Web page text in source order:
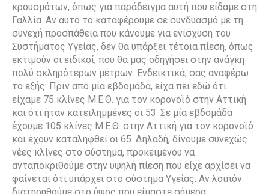
κρουσμάτων, όπως για παράδειγμα αυτή που είδαμε στη
Γαλλία. Αν αυτό το καταφέρουμε σε συνδυασμό με τη
συνεχή προσπάθεια που κάνουμε για ενίσχυση του
Συστήματος Υγείας, δεν θα υπάρξει τέτοια πίεση, όπως
εκτιμούν οι ειδικοί, που θα μας οδηγήσει στην ανάγκη
πολύ σκληρότερων μέτρων. Ενδεικτικά, σας αναφέρω
το εξής: Πριν από μία εβδομάδα, είχα πει εδώ ότι
είχαμε 75 κλίνες Μ.Ε.Θ. για τον κορονοϊό στην Αττική
και ότι ήταν κατειλημμένες οι 53. Σε μία εβδομάδα
έχουμε 105 κλίνες Μ.Ε.Θ. στην Αττική για τον κορονοϊό
και έχουν καταληφθεί οι 65. Δηλαδή, δίνουμε συνεχώς
νέες κλίνες στο σύστημα, προκειμένου να
ανταποκριθούμε στην υψηλή πίεση που είχε αρχίσει να
φαίνεται ότι υπάρχει στο σύστημα Υγείας. Αν λοιπόν
διατηρηθούμε στο ύψος που είμαστε σήμερα,